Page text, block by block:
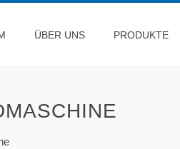
ÜBER UNS PRODUKTE